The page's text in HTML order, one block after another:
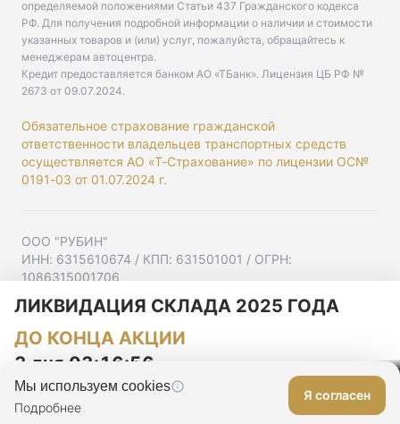
определяемой положениями Статьи 437 Гражданского кодекса
РФ. Для получения подробной информации о наличии и стоимости
указанных товаров и (или) услуг, пожалуйста, обращайтесь к
менеджерам автоцентра.
Кредит предоставляется банком АО «ТБанк». Лицензия ЦБ РФ №
2673 от 09.07.2024.
Обязательное страхование гражданской
ответственности владельцев транспортных средств
осуществляется АО «Т-Страхование» по лицензии ОС№
0191-03 от 01.07.2024 г.
ООО "РУБИН"
ИНН: 6315610674 / КПП: 631501001 / ОГРН:
1086315001706
Ульяновская ул, д. 52/55, помещ. 9-18
Согласие на рекламную рассылку
Политика конфиденциальности
Мы используем cookies
Подробнее
Я согласен
ЛИКВИДАЦИЯ СКЛАДА 2025 ГОДА
ДО КОНЦА АКЦИИ
3 дня 03:16:55
Оставить заявку